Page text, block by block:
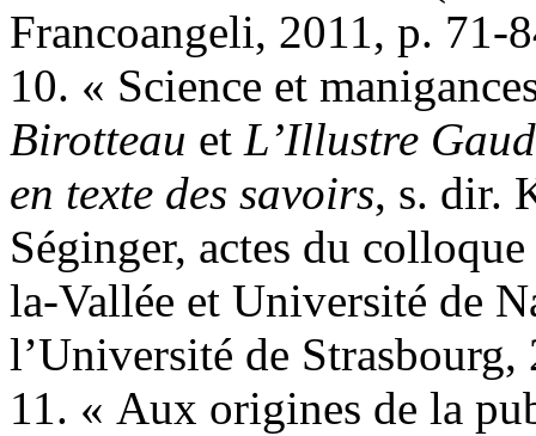
Francoangeli, 2011, p. 71-
10. « Science et
Birotteau et L’Illustre
en texte des savoirs, s. dir.
Séginger, actes du
la-Vallée et Université de
l’Université de
11. « Aux origines de la